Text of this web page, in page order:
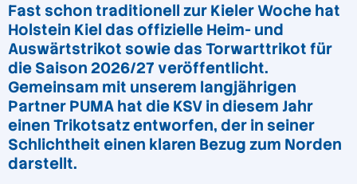
Fast schon traditionell zur Kieler Woche hat
Holstein Kiel das offizielle Heim- und
Auswärtstrikot sowie das Torwarttrikot für
die Saison 2026/27 veröffentlicht.
Gemeinsam mit unserem langjährigen
Partner PUMA hat die KSV in diesem Jahr
einen Trikotsatz entworfen, der in seiner
Schlichtheit einen klaren Bezug zum Norden
darstellt.